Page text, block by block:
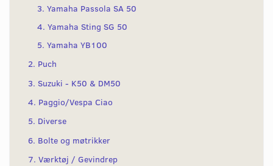
3. Yamaha Passola SA 50
4. Yamaha Sting SG 50
5. Yamaha YB100
2. Puch
3. Suzuki - K50 & DM50
4. Paggio/Vespa Ciao
5. Diverse
6. Bolte og møtrikker
7. Værktøj / Gevindrep